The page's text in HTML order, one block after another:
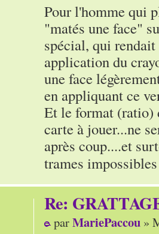
Pour l'homme qui
"matés une face"
spécial, qui
application du
une face
en appliquant ce
Et le format (ratio)
carte à jouer...ne
après coup....et
trames
Re:
parMariePaccou »